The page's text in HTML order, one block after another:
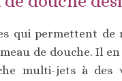
qui permettent
de douche. Il
multi-jets à des